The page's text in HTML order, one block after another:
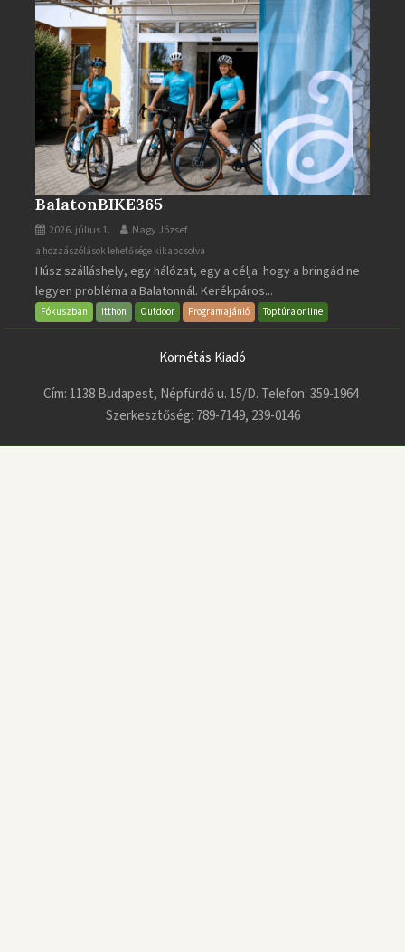
BalatonBIKE365
2026. július 1. Nagy József
BalatonBIKE365
bejegyzéshez
a hozzászólások lehetősége kikapcsolva
Húsz szálláshely, egy hálózat, egy a célja: hogy a bringád ne
legyen probléma a Balatonnál. Kerékpáros...
Fókuszban Itthon Outdoor Programajánló Toptúra online
Kornétás Kiadó
Cím: 1138 Budapest, Népfürdő u. 15/D. Telefon: 359-1964
Szerkesztőség: 789-7149, 239-0146